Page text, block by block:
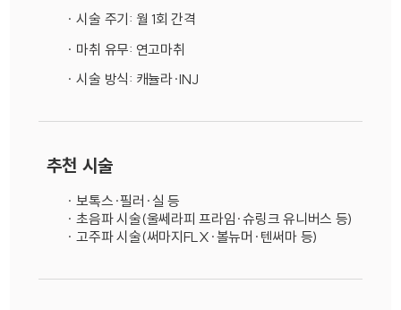
· 시술 주기: 월 1회 간격
· 마취 유무: 연고마취
· 시술 방식: 캐뉼라·INJ
추천 시술
· 보톡스·필러·실 등
· 초음파 시술(울쎄라피 프라임·슈링크 유니버스 등)
· 고주파 시술(써마지FLX·볼뉴머·텐써마 등)